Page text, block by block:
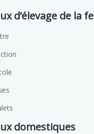
d’élevage de la
domestiques